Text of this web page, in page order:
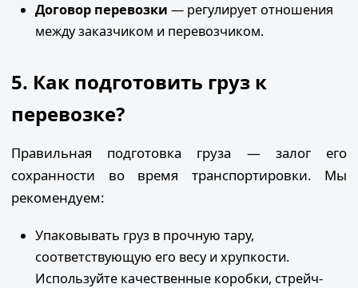
Договор перевозки — регулирует отношения
между заказчиком и перевозчиком.
5. Как подготовить груз к
перевозке?
Правильная подготовка груза — залог его
сохранности во время транспортировки. Мы
рекомендуем:
Упаковывать груз в прочную тару,
соответствующую его весу и хрупкости.
Используйте качественные коробки, стрейч-